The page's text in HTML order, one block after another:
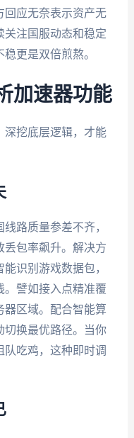
回应无奈表示资产无
关注国服动态和稳定
更是双倍煎熬。
加速器功能
深挖底层逻辑，才能
路质量参差不齐，
丢包率飙升。解决方
识别游戏数据包，
。譬如接入点精准覆
器区域。配合智能算
切换最优路径。当你
吃鸡，这种即时调